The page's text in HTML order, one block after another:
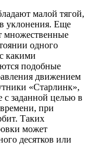
малой тягой,
уклонения. Еще
множественные
одного
какими
подобные
движением
«Старлинк»,
с заданной целью в
при
Таких
может
десятков или